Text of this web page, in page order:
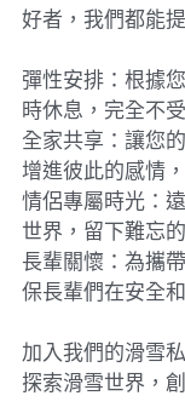
好者，我們都能
彈性安排：根據
時休息，完全不
全家共享：讓您
增進彼此的感情
情侶專屬時光：
世界，留下難忘
長輩關懷：為攜
保長輩們在安全
加入我們的滑雪
探索滑雪世界，